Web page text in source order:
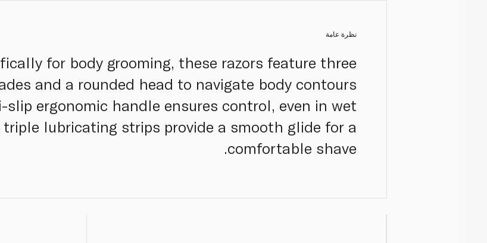
نظرة عامة
for body grooming, these razors feature three
and a rounded head to navigate body contours
ergonomic handle ensures control, even in wet
lubricating strips provide a smooth glide for a
comfortable shave.